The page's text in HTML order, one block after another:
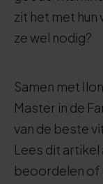
zit het met hun
ze wel nodig?
Samen met
Master in de
van de beste
Lees dit artikel
beoordelen of